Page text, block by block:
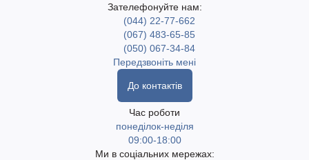
Зателефонуйте нам:
(044) 22-77-662
(067) 483-65-85
(050) 067-34-84
Передзвоніть мені
До контактів
Час роботи
понеділок-неділя
09:00-18:00
Ми в соціальних мережах: